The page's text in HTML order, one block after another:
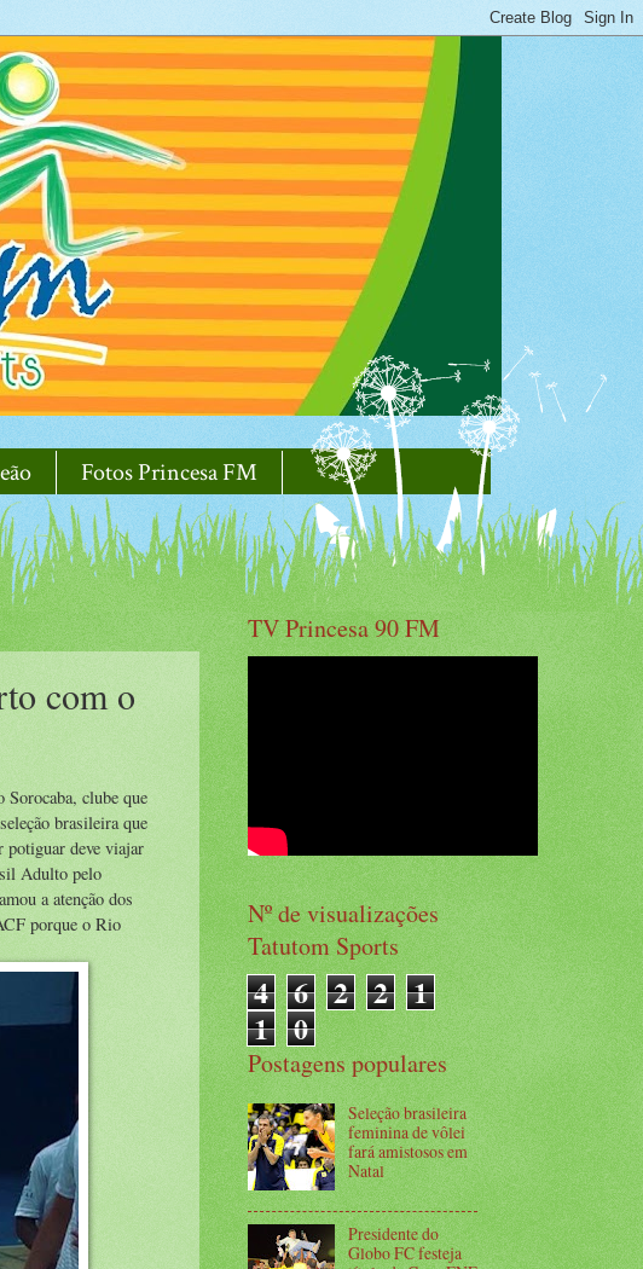
Fotos Princesa FM
com o
clube que
brasileira que
potiguar deve viajar
Adulto pelo
a atenção dos
porque o Rio
TV Princesa 90 FM
Nº de visualizações
Tatutom Sports
4 6 2 2 1
1 0
Postagens populares
Seleção brasileira
feminina de vôlei
fará amistosos em
Natal
Presidente do
Globo FC festeja